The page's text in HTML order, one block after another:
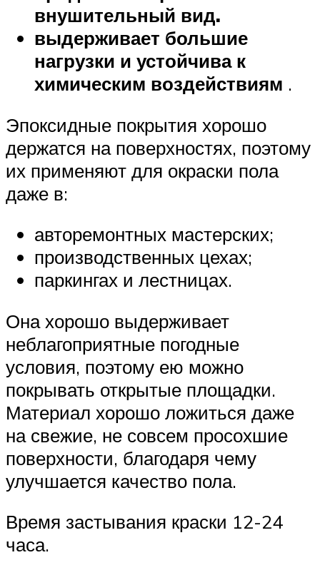
внушительный вид.
выдерживает большие
нагрузки и устойчива к
химическим воздействиям .
Эпоксидные покрытия хорошо
держатся на поверхностях, поэтому
их применяют для окраски пола
даже в:
авторемонтных мастерских;
производственных цехах;
паркингах и лестницах.
Она хорошо выдерживает
неблагоприятные погодные
условия, поэтому ею можно
покрывать открытые площадки.
Материал хорошо ложиться даже
на свежие, не совсем просохшие
поверхности, благодаря чему
улучшается качество пола.
Время застывания краски 12-24
часа.